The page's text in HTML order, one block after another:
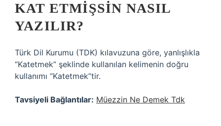
KAT ETMIŞSIN NASIL
YAZILIR?
Türk Dil Kurumu (TDK) kılavuzuna göre, yanlışlıkla
“Katetmek” şeklinde kullanılan kelimenin doğru
kullanımı “Katetmek”tir.
Tavsiyeli Bağlantılar: Müezzin Ne Demek Tdk